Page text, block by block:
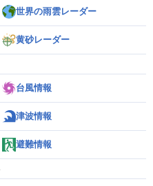
世界の雨雲レーダー
黄砂レーダー
台風情報
津波情報
避難情報